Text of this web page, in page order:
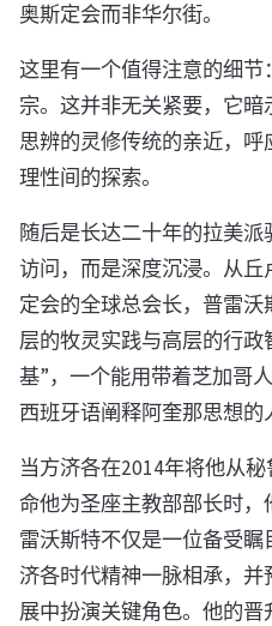
奥斯定会而非华尔街。
这里有一个值得注意的细
宗。这并非无关紧要，它
思辨的灵修传统的亲近，
理性间的探索。
随后是长达二十年的拉美
访问，而是深度沉浸。从
定会的全球总会长，普雷
层的牧灵实践与高层的行
基”，一个能用带着芝加哥
西班牙语阐释阿奎那思想的
当方济各在2014年将他从
命他为圣座主教部部长时
雷沃斯特不仅是一位备受
济各时代精神一脉相承，
展中扮演关键角色。他的